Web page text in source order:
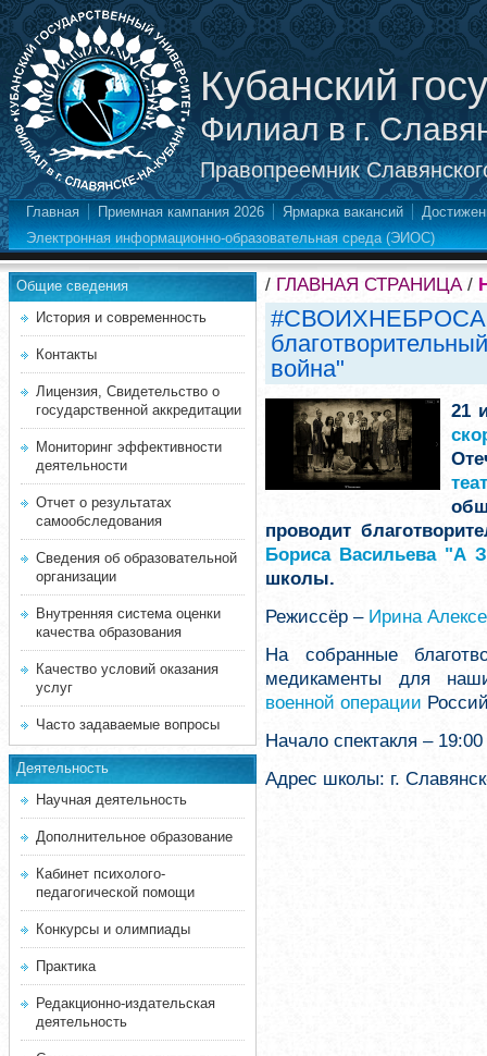
Кубанский
Филиал в г.
Правопреемник
Главная Приемная кампания 2026 Ярмарка вакансий
Электронная информационно-образовательная среда (ЭИОС)
Общие сведения
История и современность
Контакты
Лицензия, Свидетельство о
государственной аккредитации
Мониторинг эффективности
деятельности
Отчет о результатах
самообследования
Сведения об образовательной
организации
Внутренняя система оценки
качества образования
Качество условий оказания
услуг
Часто задаваемые вопросы
Деятельность
Научная деятельность
Дополнительное образование
Кабинет психолого-
педагогической помощи
Конкурсы и олимпиады
Практика
Редакционно-издательская
деятельность
/ ГЛАВНАЯ СТРАНИЦА/
война"
21
проводит
Бориса Васильева
школы.
Режиссёр – Ирина
На собранные
медикаменты для
военной операции
Начало спектакля –
Адрес школы: г.